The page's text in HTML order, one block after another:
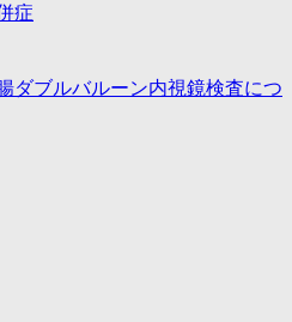
症
ダブルバルーン内視鏡検査につ